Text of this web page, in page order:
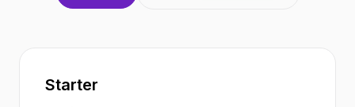
Starter